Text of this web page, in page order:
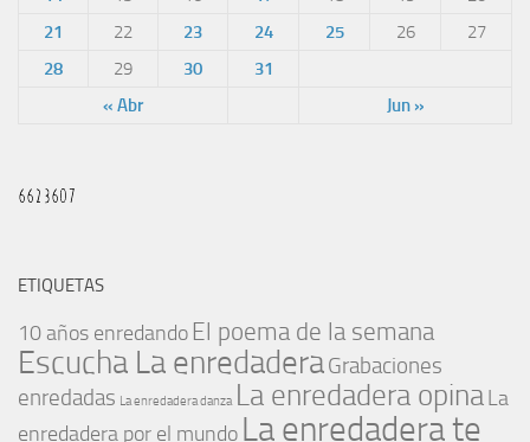
« Abr Jun »
21
22 23 24 25 26
27
28
29 30 31
ETIQUETAS
10 años enredando El poema de la semana
Escucha La enredaderaGrabaciones
enredadas La enredadera danza La enredadera opina La
enredadera por el mundo La enredadera te